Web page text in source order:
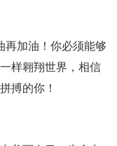
再加油！你必须能够
样翱翔世界，相信
搏的你！